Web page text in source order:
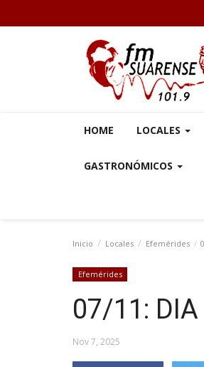
HOME LOCALES
GASTRONÓMICOS
Inicio Locales Efemérides
Efemérides
07/11: DIA
Nov 7, 2025